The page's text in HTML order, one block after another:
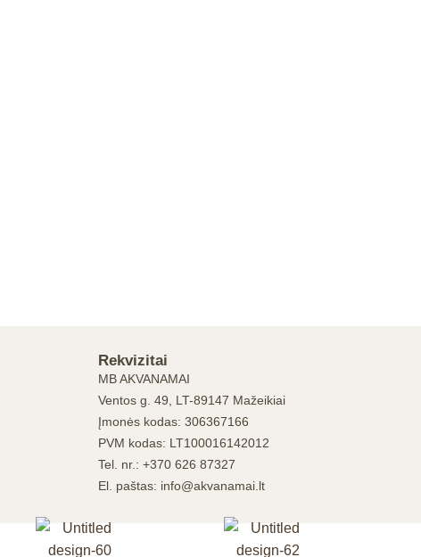
Rekvizitai
MB AKVANAMAI
Ventos g. 49, LT-89147 Mažeikiai
Įmonės kodas: 306367166
PVM kodas: LT100016142012
Tel. nr.: +370 626 87327
El. paštas: info@akvanamai.lt